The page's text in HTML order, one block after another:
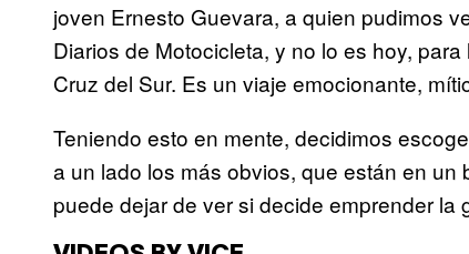
joven Ernesto Guevara, a quien pudimos
Diarios de Motocicleta, y no lo es hoy,
Cruz del Sur. Es un viaje emocionante,
Teniendo esto en mente, decidimos
a un lado los más obvios, que están en
puede dejar de ver si decide emprender la